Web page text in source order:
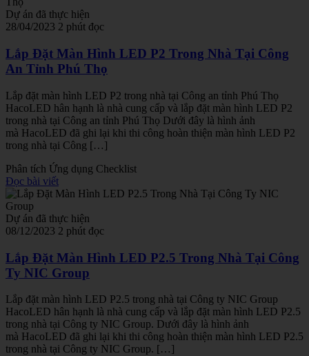
Dự án đã thực hiện
28/04/2023 2 phút đọc
Lắp Đặt Màn Hình LED P2 Trong Nhà Tại Công
An Tỉnh Phú Thọ
Lắp đặt màn hình LED P2 trong nhà tại Công an tỉnh Phú Thọ
HacoLED hân hạnh là nhà cung cấp và lắp đặt màn hình LED P2
trong nhà tại Công an tỉnh Phú Thọ Dưới đây là hình ảnh
mà HacoLED đã ghi lại khi thi công hoàn thiện màn hình LED P2
trong nhà tại Công […]
Phân tích Ứng dụng Checklist
Đọc bài viết
Dự án đã thực hiện
08/12/2023 2 phút đọc
Lắp Đặt Màn Hình LED P2.5 Trong Nhà Tại Công
Ty NIC Group
Lắp đặt màn hình LED P2.5 trong nhà tại Công ty NIC Group
HacoLED hân hạnh là nhà cung cấp và lắp đặt màn hình LED P2.5
trong nhà tại Công ty NIC Group. Dưới đây là hình ảnh
mà HacoLED đã ghi lại khi thi công hoàn thiện màn hình LED P2.5
trong nhà tại Công ty NIC Group. […]